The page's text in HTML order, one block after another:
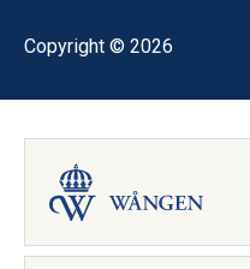
Copyright © 2026